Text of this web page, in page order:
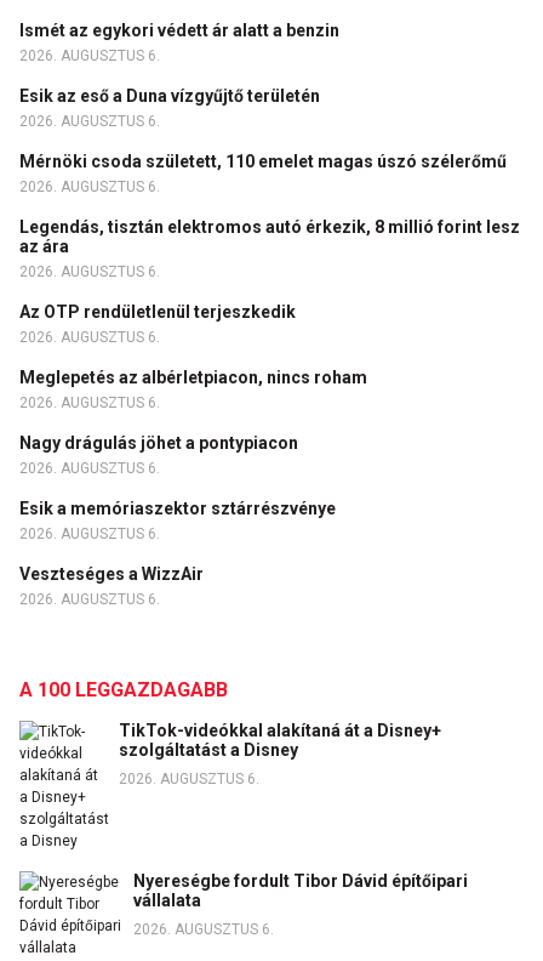
Ismét az egykori védett ár alatt a benzin
2026. AUGUSZTUS 6.
Esik az eső a Duna vízgyűjtő területén
2026. AUGUSZTUS 6.
Mérnöki csoda született, 110 emelet magas úszó szélerőmű
2026. AUGUSZTUS 6.
Legendás, tisztán elektromos autó érkezik, 8 millió forint lesz
az ára
2026. AUGUSZTUS 6.
Az OTP rendületlenül terjeszkedik
2026. AUGUSZTUS 6.
Meglepetés az albérletpiacon, nincs roham
2026. AUGUSZTUS 6.
Nagy drágulás jöhet a pontypiacon
2026. AUGUSZTUS 6.
Esik a memóriaszektor sztárrészvénye
2026. AUGUSZTUS 6.
Veszteséges a WizzAir
2026. AUGUSZTUS 6.
A 100 LEGGAZDAGABB
TikTok-videókkal alakítaná át a Disney+
szolgáltatást a Disney
2026. AUGUSZTUS 6.
Nyereségbe fordult Tibor Dávid építőipari
vállalata
2026. AUGUSZTUS 6.